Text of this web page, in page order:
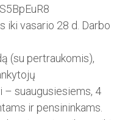
iki vasario 28 d. Darbo
(su pertraukomis),
– suaugusiesiems, 4
ir pensininkams.